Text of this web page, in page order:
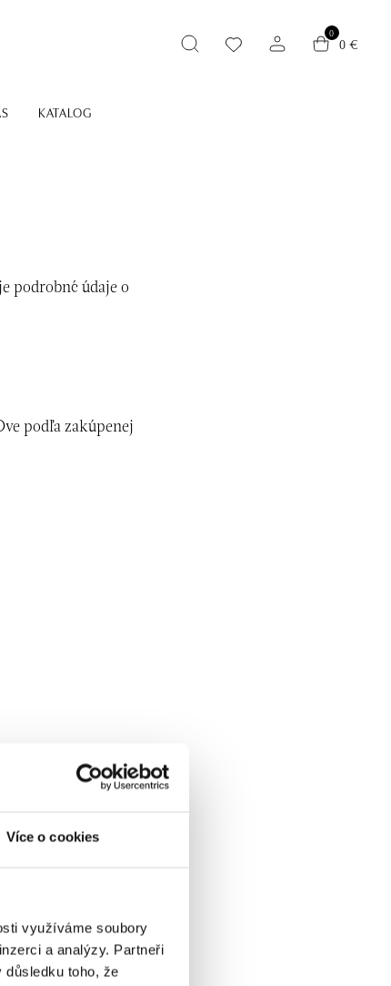
Více o cookies
využíváme soubory
a analýzy. Partneři
toho, že
0
0 €
KATALOG
podrobné údaje o
podľa zakúpenej